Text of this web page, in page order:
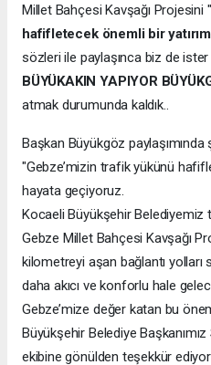
Millet Bahçesi Kavşağı Projesini "
hafifletecek önemli bir
sözleri ile paylaşınca biz de
BÜYÜKAKIN YAPIYOR
atmak durumunda kaldık..
Başkan Büyükgöz
"Gebze’mizin trafik yükünü
hayata geçiyoruz.
Kocaeli Büyükşehir Belediyemiz
Gebze Millet Bahçesi Kavşağı
kilometreyi aşan bağlantı
daha akıcı ve konforlu hale
Gebze’mize değer katan bu
Büyükşehir Belediye Başkanımız
ekibine gönülden teşekkür